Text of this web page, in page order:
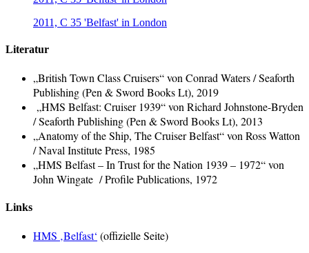
2011, C 35 'Belfast' in London
Literatur
„British Town Class Cruisers“ von Conrad Waters /Seaforth
Publishing (Pen & Sword Books Lt), 2019
„HMS Belfast: Cruiser 1939“ von Richard Johnstone-Bryden
/ Seaforth Publishing (Pen & Sword Books Lt), 2013
„Anatomy of the Ship, The Cruiser Belfast“ von Ross Watton
/ Naval Institute Press, 1985
„HMS Belfast – In Trust for the Nation 1939 – 1972“ von
John Wingate / Profile Publications, 1972
Links
HMS ‚Belfast‘ (offizielle Seite)